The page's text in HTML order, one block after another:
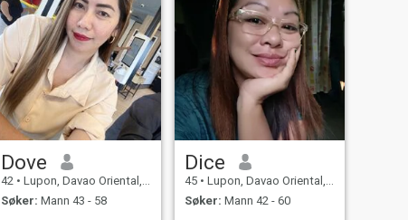
Dove
42 • Lupon, Davao Oriental, Filippinene
Søker: Mann 43 - 58
Dice
45 • Lupon, Davao Oriental, Filippinene
Søker: Mann 42 - 60